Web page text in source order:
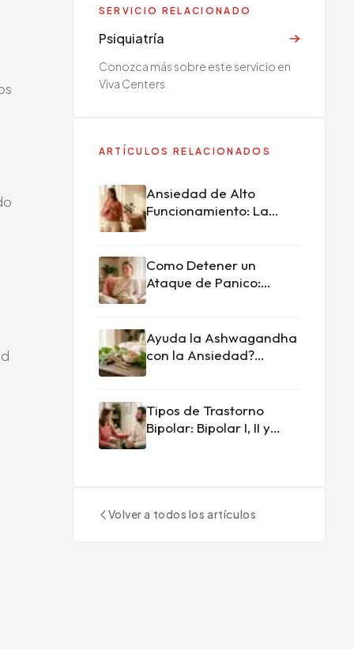
SERVICIO RELACIONADO
Psiquiatría
Conozca más sobre este servicio en
Viva Centers.
ARTÍCULOS RELACIONADOS
Ansiedad de Alto
Funcionamiento: La
Lucha Escondida
Como Detener un
Ataque de Panico:
Tecnicas Inmediatas
Ayuda la Ashwagandha
con la Ansiedad?
Perspectiva de un
Tipos de Trastorno
Bipolar: Bipolar I, II y
Ciclotimia Explicados
Volver a todos los artículos